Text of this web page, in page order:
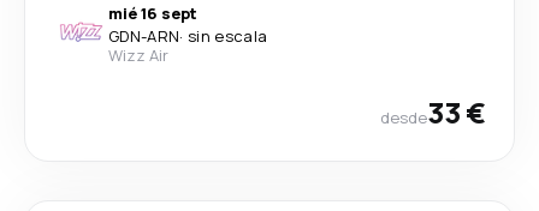
mié 16 sept
GDN-ARN· sin escala
Wizz Air
desde33 €